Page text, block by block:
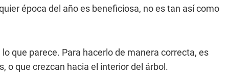
época del año es beneficiosa, no es tan así como
que parece. Para hacerlo de manera correcta, es
o que crezcan hacia el interior del árbol.